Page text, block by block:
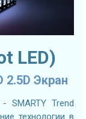
LED)
2.5D Экран
SMARTY Trend
технологии в